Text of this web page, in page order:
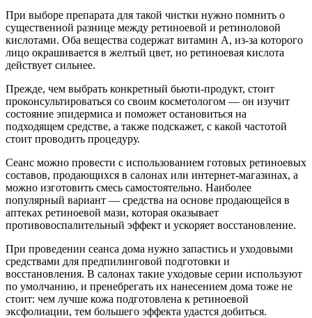
При выборе препарата для такой чистки нужно помнить о
существенной разнице между ретиноевой и ретиноловой
кислотами. Оба вещества содержат витамин А, из-за которого
лицо окрашивается в желтый цвет, но ретиноевая кислота
действует сильнее.
Прежде, чем выбрать конкретный бьюти-продукт, стоит
проконсультироваться со своим косметологом — он изучит
состояние эпидермиса и поможет остановиться на
подходящем средстве, а также подскажет, с какой частотой
стоит проводить процедуру.
Сеанс можно провести с использованием готовых ретиноевых
составов, продающихся в салонах или интернет-магазинах, а
можно изготовить смесь самостоятельно. Наиболее
популярный вариант — средства на основе продающейся в
аптеках ретиноевой мази, которая оказывает
противовоспалительный эффект и ускоряет восстановление.
При проведении сеанса дома нужно запастись и уходовыми
средствами для предпилинговой подготовки и
восстановления. В салонах такие уходовые серии используют
по умолчанию, и пренебрегать их нанесением дома тоже не
стоит: чем лучше кожа подготовлена к ретиноевой
эксфолиации, тем большего эффекта удастся добиться.